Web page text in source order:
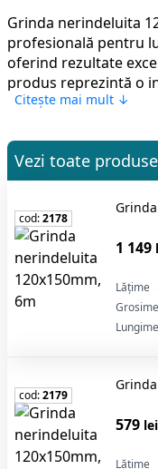
Grinda nerindeluita
profesională pentru
oferind rezultate
produs reprezintă o
lucrărilor. Comandați
Citește mai mult ↓
Vezi toate
cod:2178
1 149
Lățime
Grosime
Lungime
cod:2179
579 lei
Lățime